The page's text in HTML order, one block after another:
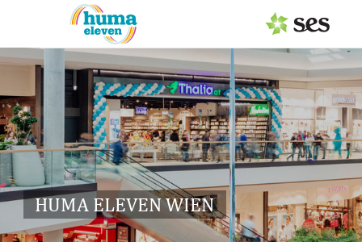
HUMA ELEVEN WIEN
PRESSEAUSSENDUNGEN
MEDIAGALERIE
PRESSEKONTAKT